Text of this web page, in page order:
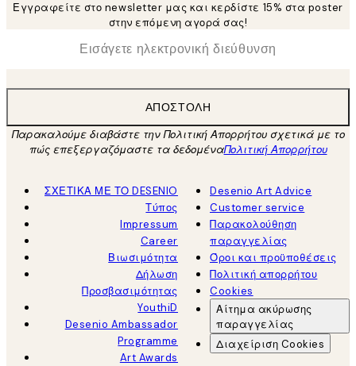
Εγγραφείτε στο newsletter μας και κερδίστε 15% στα poster
στην επόμενη αγορά σας!
Ηλεκτρονική Διεύθυνση
ΑΠΟΣΤΟΛΉ
Παρακαλούμε διαβάστε την Πολιτική Απορρήτου σχετικά με το
πώς επεξεργαζόμαστε τα δεδομέναΠολιτική Απορρήτου
ΣΧΕΤΙΚΑ ΜΕ ΤΟ DESENIO
Τύπος
Impressum
Career
Βιωσιμότητα
Δήλωση
Προσβασιμότητας
YouthiD
Desenio Ambassador
Programme
Art Awards
Desenio Art Advice
Customer service
Παρακολούθηση
παραγγελίας
Όροι και προϋποθέσεις
Πολιτική απορρήτου
Cookies
Αίτημα ακύρωσης
παραγγελίας
Διαχείριση Cookies